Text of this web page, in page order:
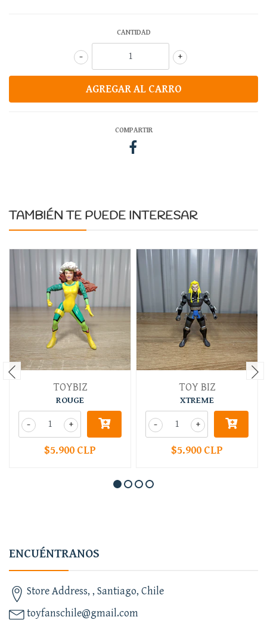
CANTIDAD
+
-
COMPARTIR
TAMBIÉN TE PUEDE INTERESAR
TOYBIZ
ROUGE
+
-
$5.900 CLP
TOY BIZ
XTREME
+
-
$5.900 CLP
ENCUÉNTRANOS
Store Address, , Santiago, Chile
toyfanschile@gmail.com